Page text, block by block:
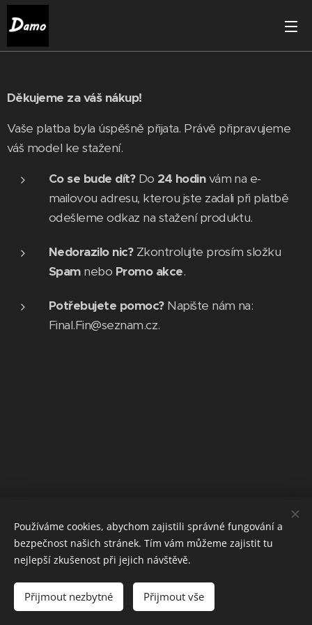
Děkujeme za váš nákup!
Vaše platba byla úspěšně přijata. Právě připravujeme
váš model ke stažení.
Co se bude dít?Do 24 hodinvám na e-
mailovou adresu, kterou jste zadali při platbě
odešleme odkaz na stažení produktu.
Nedorazilo nic?Zkontrolujte prosím složku
Spamnebo Promo akce.
Potřebujete pomoc?Napište nám na:
Final.Fin@seznam.cz.
Obchodní podmínky
Všechna práva vyhrazena.
Vytvořeno službouWebnode
Používáme cookies, abychom zajistili správné fungování a
bezpečnost našich stránek. Tím vám můžeme zajistit tu
nejlepší zkušenost při jejich návštěvě.
Přijmout nezbytné Přijmout vše